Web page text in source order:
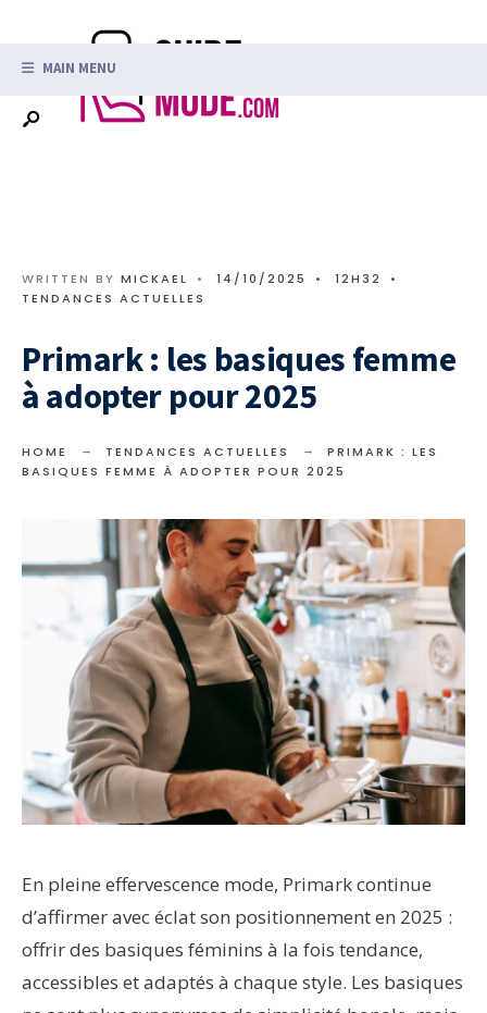
contentMAIN MENU
WRITTEN BY MICKAEL • 14/10/2025 • 12H32
•
TENDANCES ACTUELLES
Primark : les basiques femme
à adopter pour 2025
HOME TENDANCES ACTUELLES
PRIMARK : LES
BASIQUES FEMME À ADOPTER POUR 2025
En pleine effervescence mode, Primark continue
d’affirmer avec éclat son positionnement en 2025 :
offrir des basiques féminins à la fois tendance,
accessibles et adaptés à chaque style. Les basiques